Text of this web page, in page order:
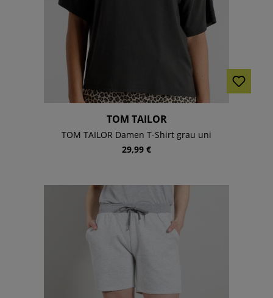
TOM TAILOR
TOM TAILOR Damen T-Shirt grau uni
29,99 €